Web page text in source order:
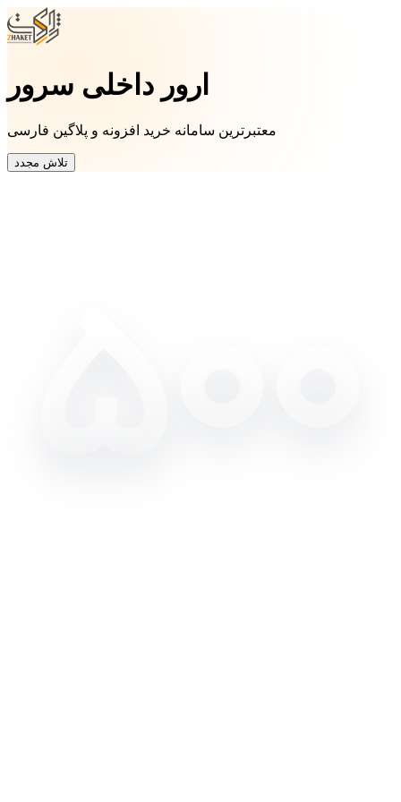
ارور داخلی سرور
معتبرترین سامانه خرید افزونه و پلاگین فارسی
تلاش مجدد